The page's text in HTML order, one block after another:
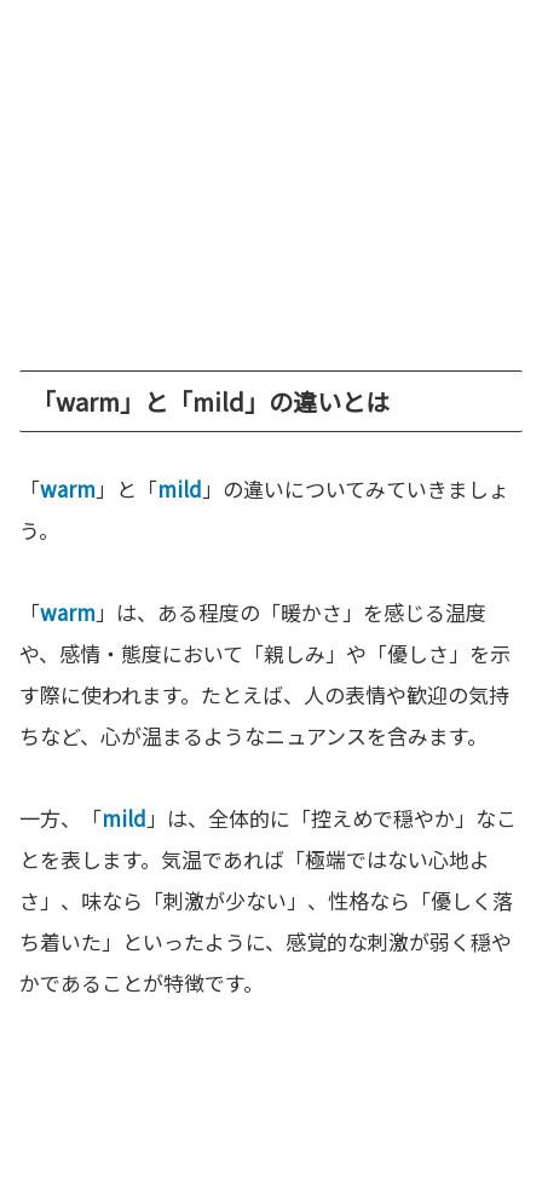
「warm」と「mild」の違いとは
「warm」と「mild」の違いについてみていきましょ
う。
「warm」は、ある程度の「暖かさ」を感じる温度
や、感情・態度において「親しみ」や「優しさ」を示
す際に使われます。たとえば、人の表情や歓迎の気持
ちなど、心が温まるようなニュアンスを含みます。
一方、「mild」は、全体的に「控えめで穏やか」なこ
とを表します。気温であれば「極端ではない心地よ
さ」、味なら「刺激が少ない」、性格なら「優しく落
ち着いた」といったように、感覚的な刺激が弱く穏や
かであることが特徴です。